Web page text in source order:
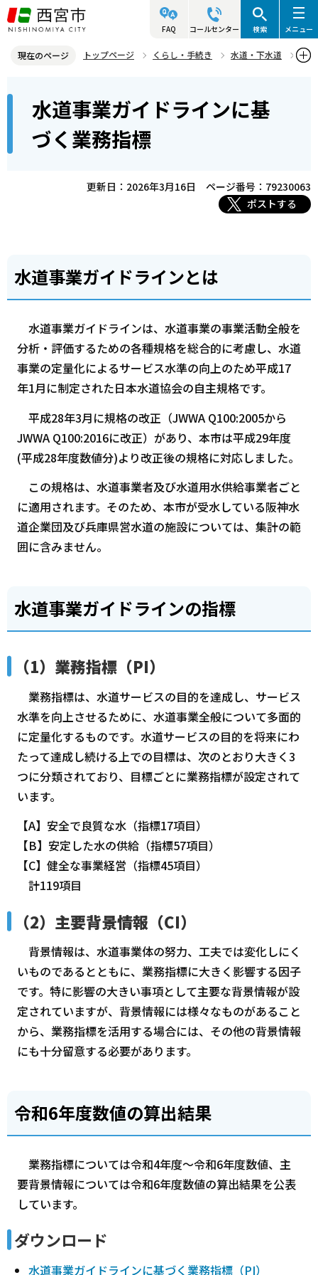
こ
の
ジ
頭
FAQ コールセンター 検索 メニュー
現在のページ トップページ くらし・手続き
水道・下水道
水道事業ガイドラインに基づく業務指標
水道事業ガイドラインに基
づく業務指標
更新日：2026年3月16日
ページ番号：79230063
ポストする
水道事業ガイドラインとは
水道事業ガイドラインは、水道事業の事業活動全般を
分析・評価するための各種規格を総合的に考慮し、水道
事業の定量化によるサービス水準の向上のため平成17
年1月に制定された日本水道協会の自主規格です。
平成28年3月に規格の改正（JWWA Q100:2005から
JWWA Q100:2016に改正）があり、本市は平成29年度
(平成28年度数値分)より改正後の規格に対応しました。
この規格は、水道事業者及び水道用水供給事業者ごと
に適用されます。そのため、本市が受水している阪神水
道企業団及び兵庫県営水道の施設については、集計の範
囲に含みません。
水道事業ガイドラインの指標
（1）業務指標（PI）
業務指標は、水道サービスの目的を達成し、サービス
水準を向上させるために、水道事業全般について多面的
に定量化するものです。水道サービスの目的を将来にわ
たって達成し続ける上での目標は、次のとおり大きく3
つに分類されており、目標ごとに業務指標が設定されて
います。
【A】安全で良質な水（指標17項目）
【B】安定した水の供給（指標57項目）
【C】健全な事業経営（指標45項目）
計119項目
（2）主要背景情報（CI）
背景情報は、水道事業体の努力、工夫では変化しにく
いものであるとともに、業務指標に大きく影響する因子
です。特に影響の大きい事項として主要な背景情報が設
定されていますが、背景情報には様々なものがあること
から、業務指標を活用する場合には、その他の背景情報
にも十分留意する必要があります。
令和6年度数値の算出結果
業務指標については令和4年度～令和6年度数値、主
要背景情報については令和6年度数値の算出結果を公表
しています。
ダウンロード
水道事業ガイドラインに基づく業務指標（PI）